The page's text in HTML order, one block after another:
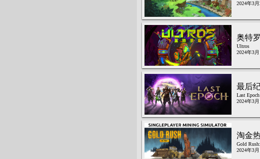
2024年3月
奥特
Ultros
2024年3月
最后
Last Epoch
2024年3月
淘金
Gold
2024年3月